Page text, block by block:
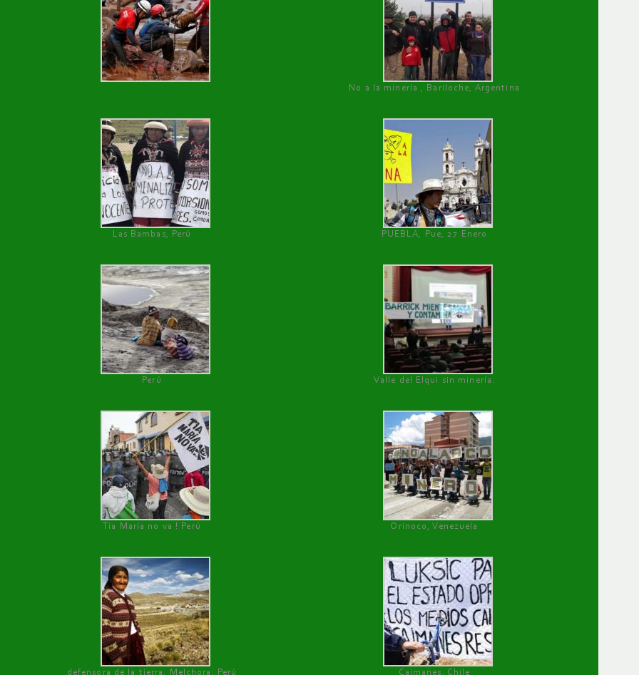
No a la minería , Bariloche, Argentina
Las Bambas, Perú PUEBLA, Pue, 27 Enero
Perú Valle del Elqui sin minería.
Tía María no va ! Perú Orinoco, Venezuela
defensora de la tierra, Melchora, Perú Caimanes, Chile